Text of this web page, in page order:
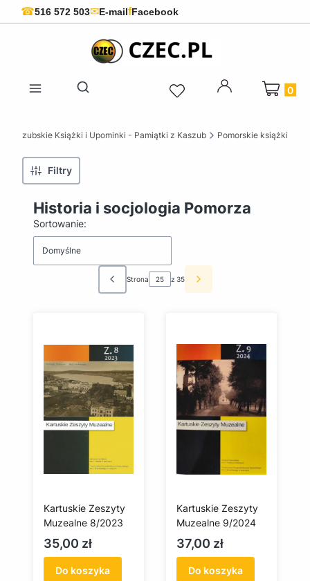
☎516 572 503✉E-mailfFacebook
Otwórz wyszukiwarkę
Produkty
Kaszubskie Książki i Upominki - Pamiątki z Kaszub Pomorskie książki
Filtry
Historia i socjologia Pomorza
Lista produktów
Sortowanie:
Domyślne
Poprzednie produkty
Strona z 35 Następne produkty
Kartuskie Zeszyty
Muzealne 8/2023
Cena
35,00 zł
Do koszyka
Kartuskie Zeszyty
Muzealne 9/2024
Cena
37,00 zł
Do koszyka